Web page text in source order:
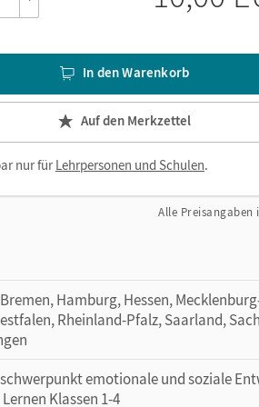
In den Warenkorb
Auf den Merkzettel
nur fürLehrpersonen und Schulen.
Alle Preisangaben
Hamburg, Hessen,
Rheinland-Pfalz, Saarland,
emotionale und soziale
Klassen 1-4